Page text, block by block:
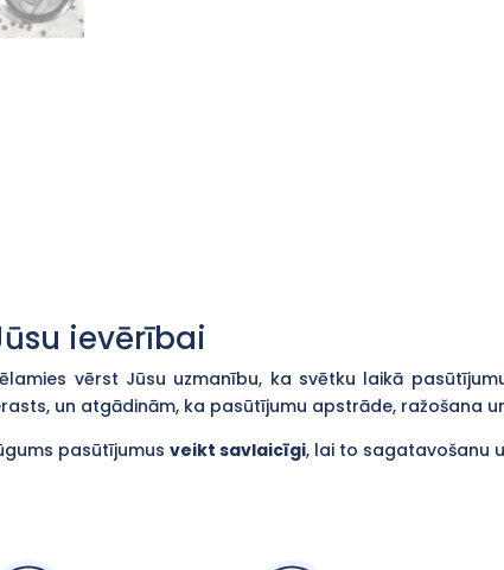
ievērībai
vērst Jūsu uzmanību, ka svētku laikā
un atgādinām, ka pasūtījumu apstrāde, ražošana
pasūtījumusveikt savlaicīgi, lai to sagatavošanu